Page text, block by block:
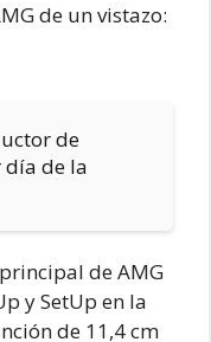
de un vistazo:
de
día de la
de AMG
y SetUp en la
de 11,4 cm